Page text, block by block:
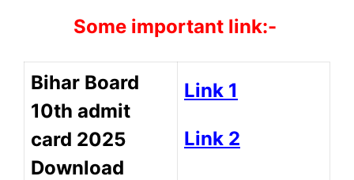
Some important link:-
Bihar Board
10th admit
card 2025
Download
Link 1
Link 2